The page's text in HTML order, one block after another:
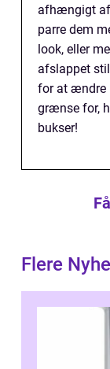
afhængigt af
parre dem
look, eller
afslappet
for at ændre
grænse for,
bukser!
Flere